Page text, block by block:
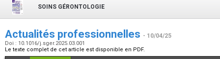
SOINS GÉRONTOLOGIE
Actualités professionnelles - 10/04/25
Doi : 10.1016/j.sger.2025.03.001
Le texte complet de cet article est disponible en PDF.